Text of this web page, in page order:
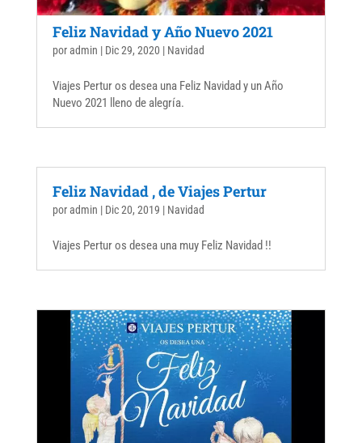
Feliz Navidad y Año Nuevo 2021
poradmin | Dic 29, 2020 | Navidad
Viajes Pertur os desea una Feliz Navidad y un Año
Nuevo 2021 lleno de alegría.
Feliz Navidad , de Viajes Pertur
poradmin | Dic 20, 2019 | Navidad
Viajes Pertur os desea una muy Feliz Navidad !!